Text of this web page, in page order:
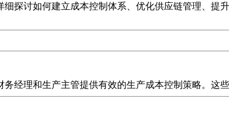
探讨如何建立成本控制体系、优化供应链管理、提
经理和生产主管提供有效的生产成本控制策略。这